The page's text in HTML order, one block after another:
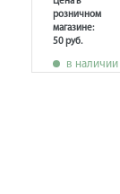
розничном
магазине:
50 руб.
в наличии